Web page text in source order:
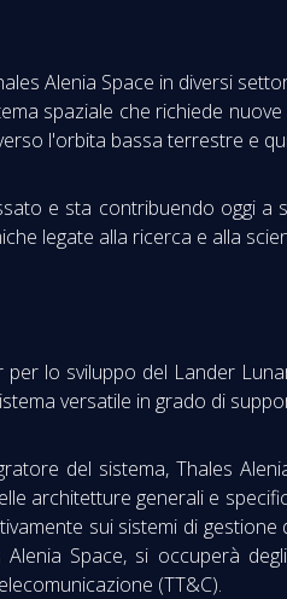
Alenia Space in diversi
spaziale che richiede
l'orbita bassa terrestre e
e sta contribuendo oggi
legate alla ricerca e alla
per lo sviluppo del Lander
versatile in grado di
del sistema, Thales
architetture generali e
sui sistemi di
Space, si occuperà
(TT&C).